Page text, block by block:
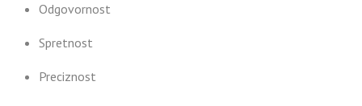
Odgovornost
Spretnost
Preciznost